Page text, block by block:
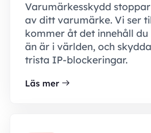
Varumärkesskydd
av ditt varumärke. Vi ser
kommer åt det innehåll
än är i världen, och
trista IP-blockeringar.
Läs mer